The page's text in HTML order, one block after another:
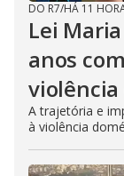
DO R7/HÁ 11
Lei
anos
A trajetória e
à violência